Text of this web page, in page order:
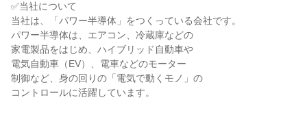
✅当社について
当社は、「パワー半導体」をつくっている会社です。
パワー半導体は、エアコン、冷蔵庫などの
家電製品をはじめ、ハイブリッド自動車や
電気自動車（EV）、電車などのモーター
制御など、身の回りの「電気で動くモノ」の
コントロールに活躍しています。